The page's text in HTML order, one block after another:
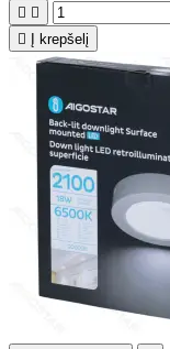
 

Į krepšelį